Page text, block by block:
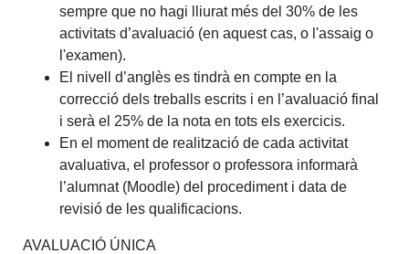
sempre que no hagi lliurat més del 30% de les
activitats d’avaluació (en aquest cas, o l'assaig o
l'examen).
El nivell d’anglès es tindrà en compte en la
correcció dels treballs escrits i en l’avaluació final
i serà el 25% de la nota en tots els exercicis.
En el moment de realització de cada activitat
avaluativa, el professor o professora informarà
l’alumnat (Moodle) del procediment i data de
revisió de les qualificacions.
AVALUACIÓ ÚNICA